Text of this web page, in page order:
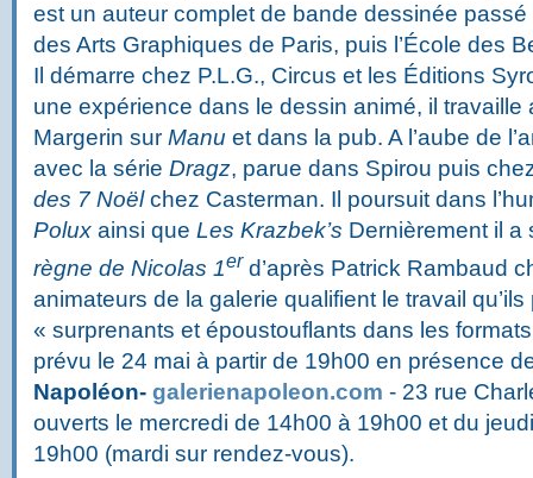
est un auteur complet de bande dessinée passé
des Arts Graphiques de Paris, puis l’École des
Il démarre chez P.L.G., Circus et les Éditions
une expérience dans le dessin animé, il travaille
Margerin sur Manu et dans la pub. A l’aube de
avec la série Dragz, parue dans Spirou puis
des 7 Noëlchez Casterman. Il poursuit dans
Polux ainsi que Les Krazbek’s Dernièrement il
règne de Nicolas 1er d’après Patrick Rambaud
animateurs de la galerie qualifient le travail
« surprenants et époustouflants dans les
prévu le 24 mai à partir de 19h00 en présence
Napoléon- galerienapoleon.com - 23 rue
ouverts le mercredi de 14h00 à 19h00 et du
19h00 (mardi sur rendez-vous).